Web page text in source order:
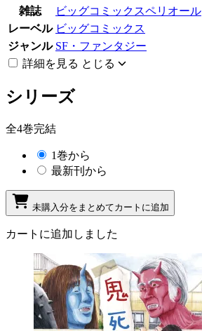
雑誌
ビッグコミックスペリオール
レーベル ビッグコミックス
ジャンル SF・ファンタジー
詳細を見る とじる
シリーズ
全4巻完結
1巻から
最新刊から
未購入分をまとめてカートに追加
カートに追加しました